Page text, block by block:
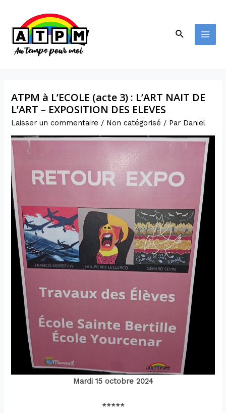
ATPM à L’ECOLE (acte 3) : L’ART NAIT DE
L’ART – EXPOSITION DES ELEVES
Laisser un commentaire / Non catégorisé / Par Daniel
Mardi 15 octobre 2024
*****